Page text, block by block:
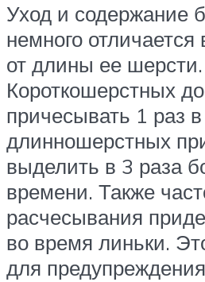
Уход и содержание
немного
от длины ее шерсти.
Короткошерстных
причесывать 1 раз
длинношерстных
выделить в 3 раза
времени. Также
расчесывания
во время линьки.
для